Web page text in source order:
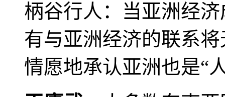
柄谷行人：当亚洲经
有与亚洲经济的联系
情愿地承认亚洲也是“